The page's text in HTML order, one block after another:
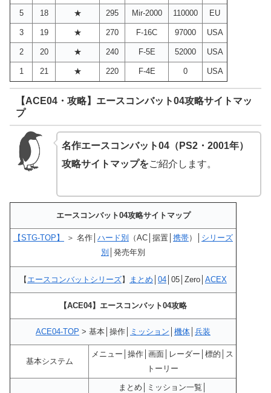
5 18 ★ 295 Mir-2000 110000 EU
3 19 ★ 270 F-16C 97000 USA
2 20 ★ 240 F-5E 52000 USA
1 21 ★ 220 F-4E 0 USA
【ACE04・攻略】エースコンバット04攻略サイトマッ
プ
名作エースコンバット04（PS2・2001年）
攻略サイトマップをご紹介します。
エースコンバット04攻略サイトマップ
【STG-TOP】 ＞ 名作│ ハード別 （AC│据置│ 携帯）│ シリーズ
別
│発売年別
【 エースコンバットシリーズ】 まとめ 04 │05│Zero│ ACEX
【ACE04】エースコンバット04攻略
ACE04-TOP > 基本│操作│ ミッション 機体 兵装
基本システム
メニュー│操作│画面│レーダー│標的│ス
トーリー
まとめ│ミッション一覧│